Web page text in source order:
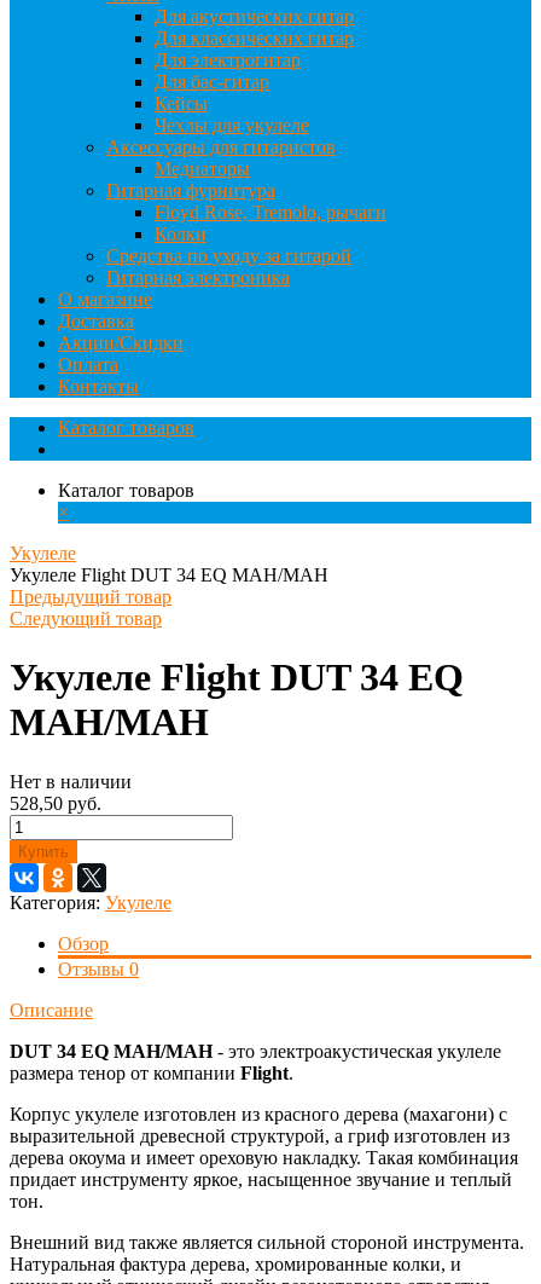
Для акустических гитар
Для классических гитар
Для электрогитар
Для бас-гитар
Кейсы
Чехлы для укулеле
Аксессуары для гитаристов
Медиаторы
Гитарная фурнитура
Floyd Rose, Tremolo, рычаги
Колки
Средства по уходу за гитарой
Гитарная электроника
О магазине
Доставка
Акции/Скидки
Оплата
Контакты
Каталог товаров
Каталог товаров
×
Укулеле
Укулеле Flight DUT 34 EQ MAH/MAH
Предыдущий товар
Следующий товар
Укулеле Flight DUT 34 EQ
MAH/MAH
Нет в наличии
528,50 руб.
Купить
Категория: Укулеле
Обзор
Отзывы 0
Описание
DUT 34 EQ MAH/MAH- это электроакустическая укулеле
размера тенор от компании Flight.
Корпус укулеле изготовлен из красного дерева (махагони) с
выразительной древесной структурой, а гриф изготовлен из
дерева окоума и имеет ореховую накладку. Такая комбинация
придает инструменту яркое, насыщенное звучание и теплый
тон.
Внешний вид также является сильной стороной инструмента.
Натуральная фактура дерева, хромированные колки, и